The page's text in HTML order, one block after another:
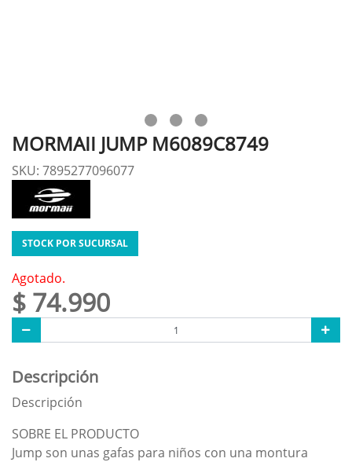
MORMAII JUMP M6089C8749
SKU: 7895277096077
STOCK POR SUCURSAL
Agotado.
$ 74.990
Descripción
Descripción
SOBRE EL PRODUCTO
Jump son unas gafas para niños con una montura